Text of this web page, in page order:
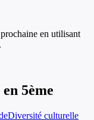
en utilisant
en 5ème
Diversité culturelle